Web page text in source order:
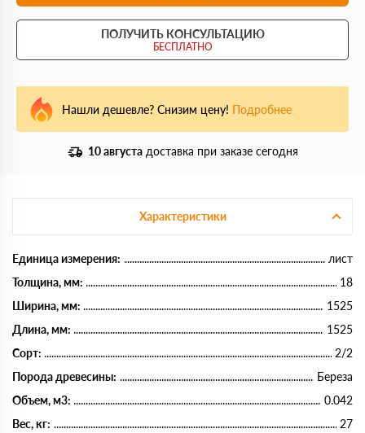
ПОЛУЧИТЬ КОНСУЛЬТАЦИЮ
БЕСПЛАТНО
Нашли дешевле? Снизим цену! Подробнее
10 августа доставка при заказе сегодня
Характеристики
Единица измерения:
лист
Толщина, мм:
18
Ширина, мм:
1525
Длина, мм:
1525
Сорт:
2/2
Порода древесины:
Береза
Объем, м3:
0.042
Вес, кг:
27